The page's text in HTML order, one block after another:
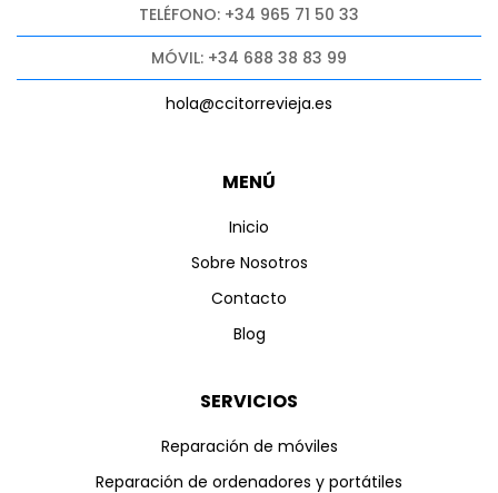
MENÚ
Inicio
Sobre Nosotros
Contacto
Blog
SERVICIOS
Reparación de móviles
Reparación de ordenadores y portátiles
TELÉFONO: +34 965 71 50 33
MÓVIL: +34 688 38 83 99
hola@ccitorrevieja.es